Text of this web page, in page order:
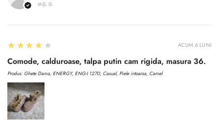
IAȘI, IS
4
★★★★★
Comode, calduroase, talpa putin cam rigida, masura 36.
Produs: Ghete Dama, ENERGY, ENG-I 1270, Casual, Piele intoarsa, Camel
ACUM 6 LUNI